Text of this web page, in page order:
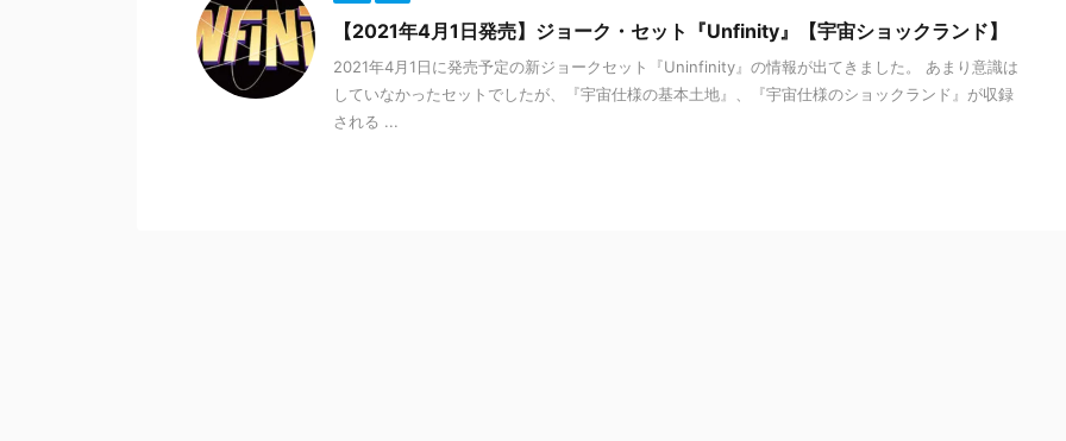
【2021年4月1日発売】ジョーク・セット『Unfinity』【宇宙ショックランド】
2021年4月1日に発売予定の新ジョークセット『Uninfinity』の情報が出てきました。 あまり意識は
していなかったセットでしたが、『宇宙仕様の基本土地』、『宇宙仕様のショックランド』が収録
される ...